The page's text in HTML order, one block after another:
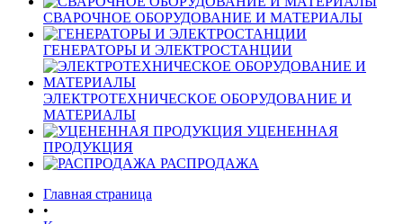
СВАРОЧНОЕ ОБОРУДОВАНИЕ И МАТЕРИАЛЫ
ГЕНЕРАТОРЫ И ЭЛЕКТРОСТАНЦИИ
ЭЛЕКТРОТЕХНИЧЕСКОЕ ОБОРУДОВАНИЕ И
МАТЕРИАЛЫ
УЦЕНЕННАЯ
ПРОДУКЦИЯ
РАСПРОДАЖА
Главная страница
•